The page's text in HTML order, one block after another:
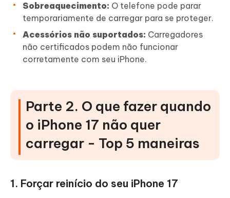
Sobreaquecimento: O telefone pode parar
temporariamente de carregar para se proteger.
Acessórios não suportados: Carregadores
não certificados podem não funcionar
corretamente com seu iPhone.
Parte 2. O que fazer quando
o iPhone 17 não quer
carregar - Top 5 maneiras
1. Forçar reinício do seu iPhone 17